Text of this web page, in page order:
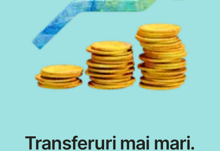
Transferuri mai mari.